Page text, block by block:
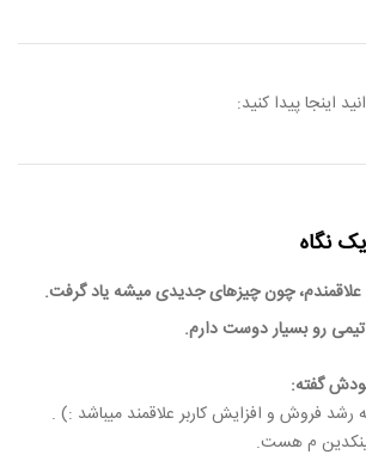
اینجا پیدا کنید:
نگاه
چون چیزهای جدیدی میشه یاد گرفت.
تیمی رو بسیار دوست دارم.
گفته:
رشد فروش و افزایش کاربر علاقمند میباشد :) .
م هست.